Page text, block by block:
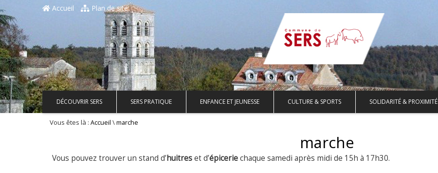
Accueil Plan de site
DÉCOUVRIR SERS SERS PRATIQUE ENFANCE ET JEUNESSE CULTURE & SPORTS SOLIDARITÉ & PROXIMITÉ
Vous êtes là : Accueil \marche
marche
Vous pouvez trouver un stand d’huitreset d’épiceriechaque samedi après midi de 15h à 17h30.